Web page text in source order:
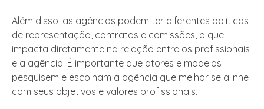
Além disso, as agências podem ter diferentes políticas
de representação, contratos e comissões, o que
impacta diretamente na relação entre os profissionais
e a agência. É importante que atores e modelos
pesquisem e escolham a agência que melhor se alinhe
com seus objetivos e valores profissionais.